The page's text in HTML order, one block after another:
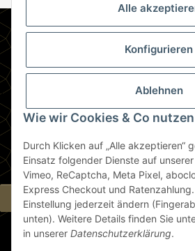
Alle
Konfigurieren
Ablehnen
Wie wir Cookies & Co nutzen
Durch Klicken auf „Alle akzeptieren“
Einsatz folgender Dienste auf
Vimeo, ReCaptcha, Meta Pixel,
Express Checkout und
Einstellung jederzeit ändern
unten). Weitere Details finden Sie
in unserer Datenschutzerklärung.
Gesetzliche Informationen
Zahlungsmethoden
Berlin
Widerrufsbutton